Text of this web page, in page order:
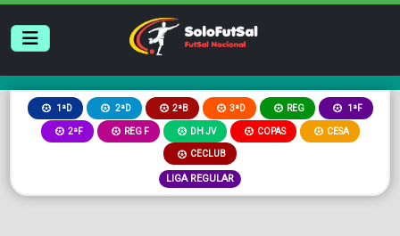
1ªD 2ªD 2ªB 3ªD REG 1ªF
2ªF REG F DH JV COPAS CESA
CECLUB
LIGA REGULAR